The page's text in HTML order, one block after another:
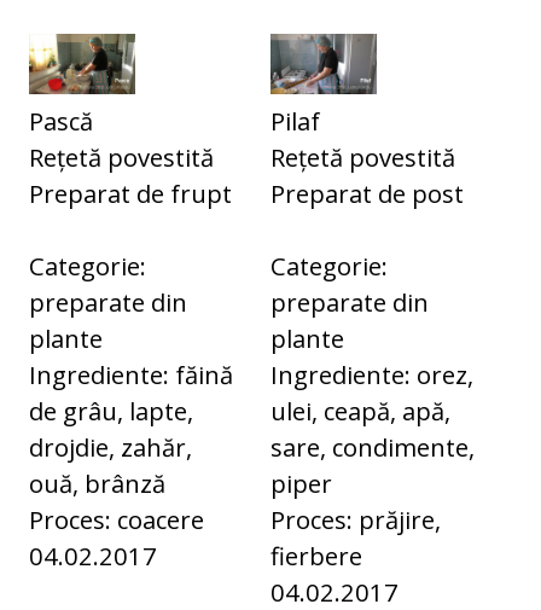
Pască
Rețetă povestită
Preparat de frupt
Categorie:
preparate din
plante
Ingrediente: făină
de grâu, lapte,
drojdie, zahăr,
ouă, brânză
Proces: coacere
04.02.2017
Pilaf
Rețetă povestită
Preparat de post
Categorie:
preparate din
plante
Ingrediente: orez,
ulei, ceapă, apă,
sare, condimente,
piper
Proces: prăjire,
fierbere
04.02.2017